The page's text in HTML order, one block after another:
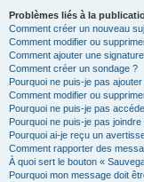
Problèmes liés à la
Comment créer un nouveau
Comment modifier ou
Comment ajouter une
Comment créer un sondage ?
Pourquoi ne puis-je pas
Comment modifier ou
Pourquoi ne puis-je pas
Pourquoi ne puis-je pas
Pourquoi ai-je reçu un
Comment rapporter des
À quoi sert le bouton «
Pourquoi mon message doit